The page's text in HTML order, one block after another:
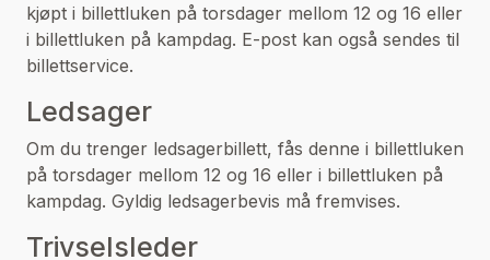
kjøpt i billettluken på torsdager mellom 12 og 16 eller
i billettluken på kampdag. E-post kan også sendes til
billettservice.
Ledsager
Om du trenger ledsagerbillett, fås denne i billettluken
på torsdager mellom 12 og 16 eller i billettluken på
kampdag. Gyldig ledsagerbevis må fremvises.
Trivselsleder